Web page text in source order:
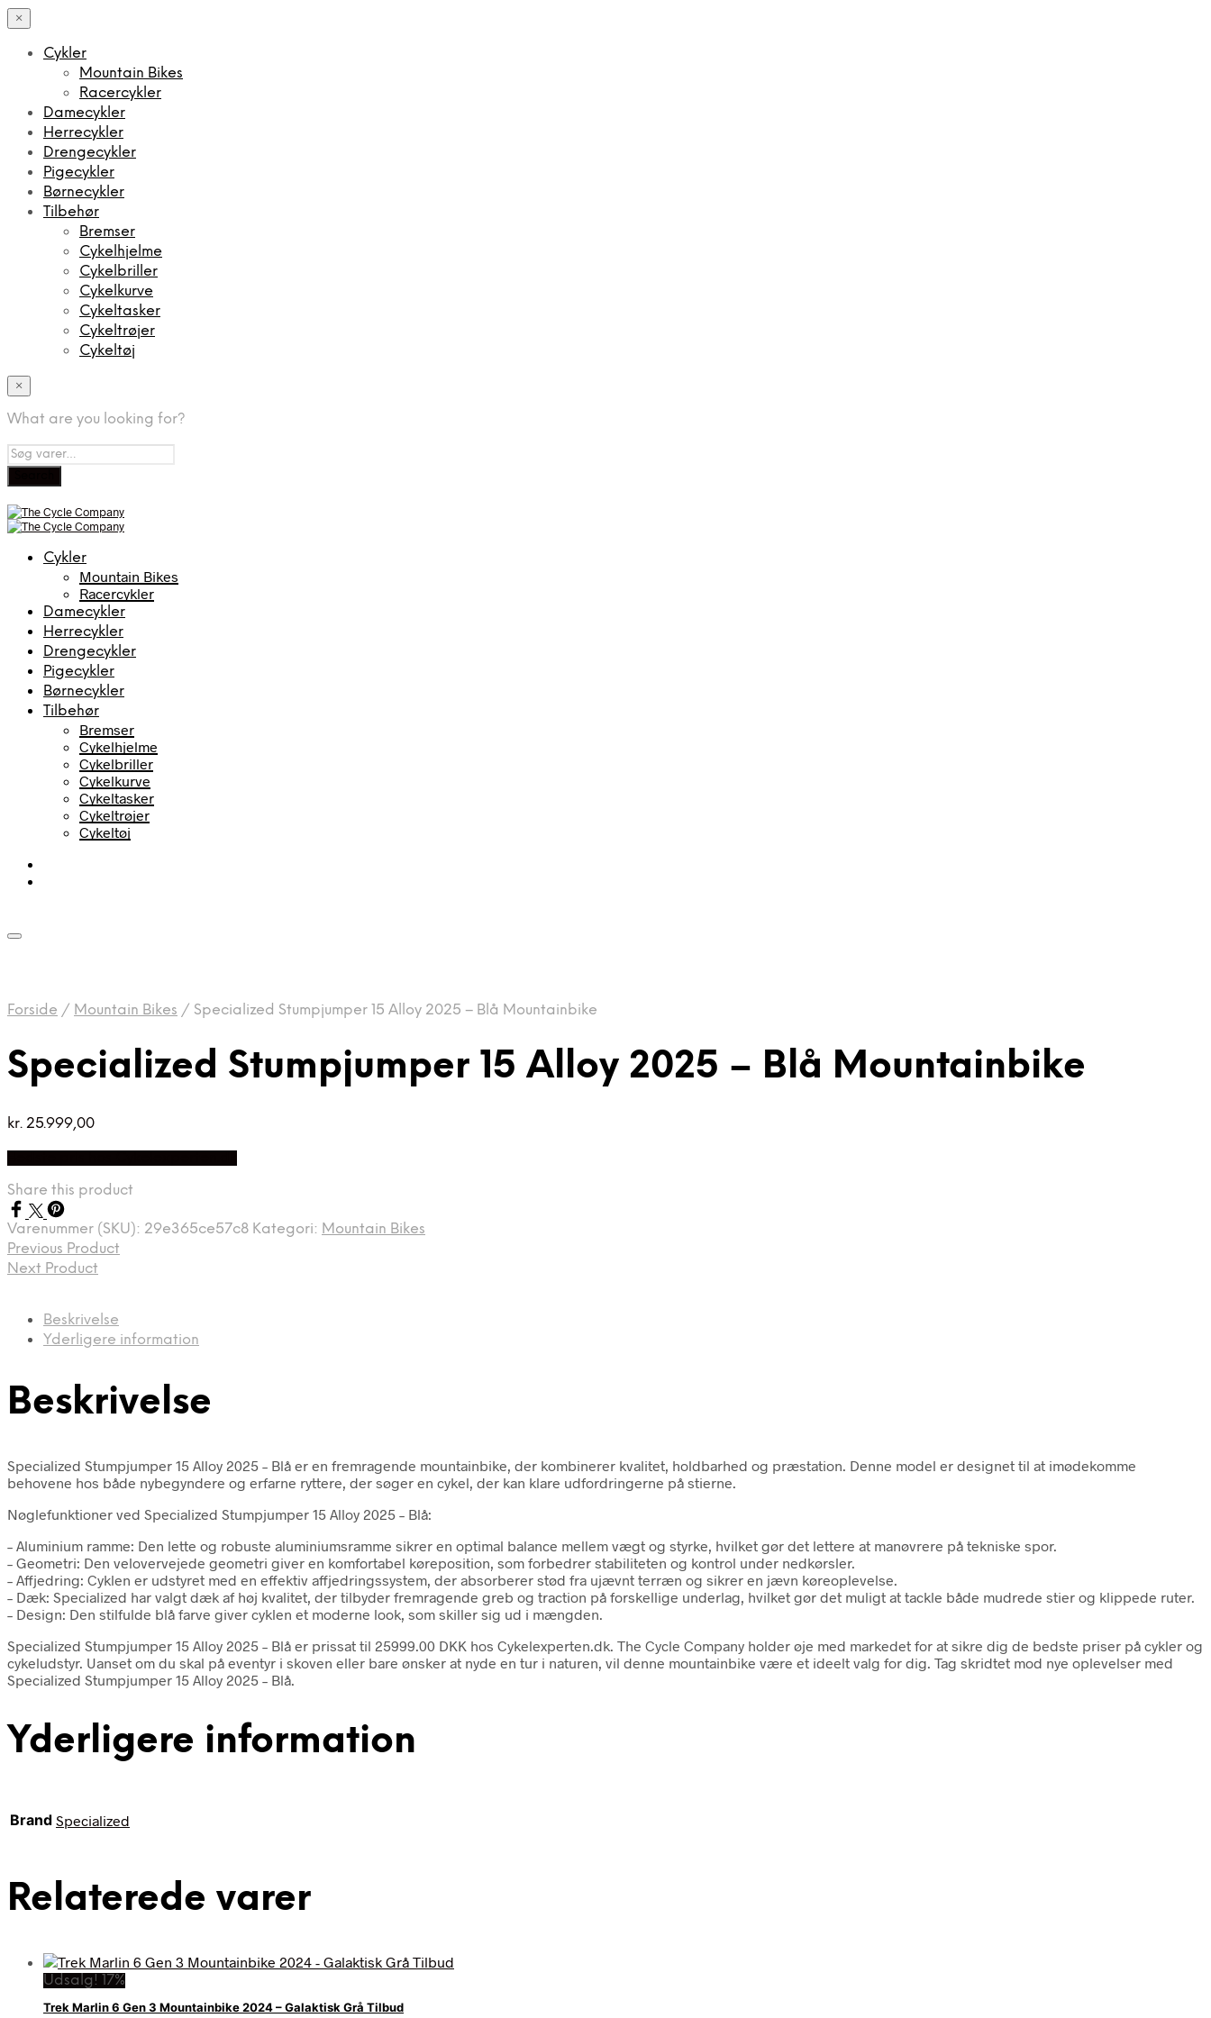
×
Cykler
Mountain Bikes
Racercykler
Damecykler
Herrecykler
Drengecykler
Pigecykler
Børnecykler
Tilbehør
Bremser
Cykelhjelme
Cykelbriller
Cykelkurve
Cykeltasker
Cykeltrøjer
Cykeltøj
×
What are you looking for?
Cykler
Mountain Bikes
Racercykler
Damecykler
Herrecykler
Drengecykler
Pigecykler
Børnecykler
Tilbehør
Bremser
Cykelhjelme
Cykelbriller
Cykelkurve
Cykeltasker
Cykeltrøjer
Cykeltøj
Forside / Mountain Bikes / Specialized Stumpjumper 15 Alloy 2025 – Blå Mountainbike
Specialized Stumpjumper 15 Alloy 2025 – Blå Mountainbike
kr. 25.999,00
Share this product
Varenummer (SKU): 29e365ce57c8 Kategori: Mountain Bikes
Previous Product
Next Product
Beskrivelse
Yderligere information
Beskrivelse
Specialized Stumpjumper 15 Alloy 2025 – Blå er en fremragende mountainbike, der kombinerer kvalitet, holdbarhed og præstation. Denne model er designet til at imødekomme
behovene hos både nybegyndere og erfarne ryttere, der søger en cykel, der kan klare udfordringerne på stierne.
Nøglefunktioner ved Specialized Stumpjumper 15 Alloy 2025 – Blå:
– Aluminium ramme: Den lette og robuste aluminiumsramme sikrer en optimal balance mellem vægt og styrke, hvilket gør det lettere at manøvrere på tekniske spor.
– Geometri: Den velovervejede geometri giver en komfortabel køreposition, som forbedrer stabiliteten og kontrol under nedkørsler.
– Affjedring: Cyklen er udstyret med en effektiv affjedringssystem, der absorberer stød fra ujævnt terræn og sikrer en jævn køreoplevelse.
– Dæk: Specialized har valgt dæk af høj kvalitet, der tilbyder fremragende greb og traction på forskellige underlag, hvilket gør det muligt at tackle både mudrede stier og klippede ruter.
– Design: Den stilfulde blå farve giver cyklen et moderne look, som skiller sig ud i mængden.
Specialized Stumpjumper 15 Alloy 2025 – Blå er prissat til 25999.00 DKK hos Cykelexperten.dk. The Cycle Company holder øje med markedet for at sikre dig de bedste priser på cykler og
cykeludstyr. Uanset om du skal på eventyr i skoven eller bare ønsker at nyde en tur i naturen, vil denne mountainbike være et ideelt valg for dig. Tag skridtet mod nye oplevelser med
Specialized Stumpjumper 15 Alloy 2025 – Blå.
Yderligere information
Brand Specialized
Relaterede varer
Udsalg! 17%
Trek Marlin 6 Gen 3 Mountainbike 2024 – Galaktisk Grå Tilbud